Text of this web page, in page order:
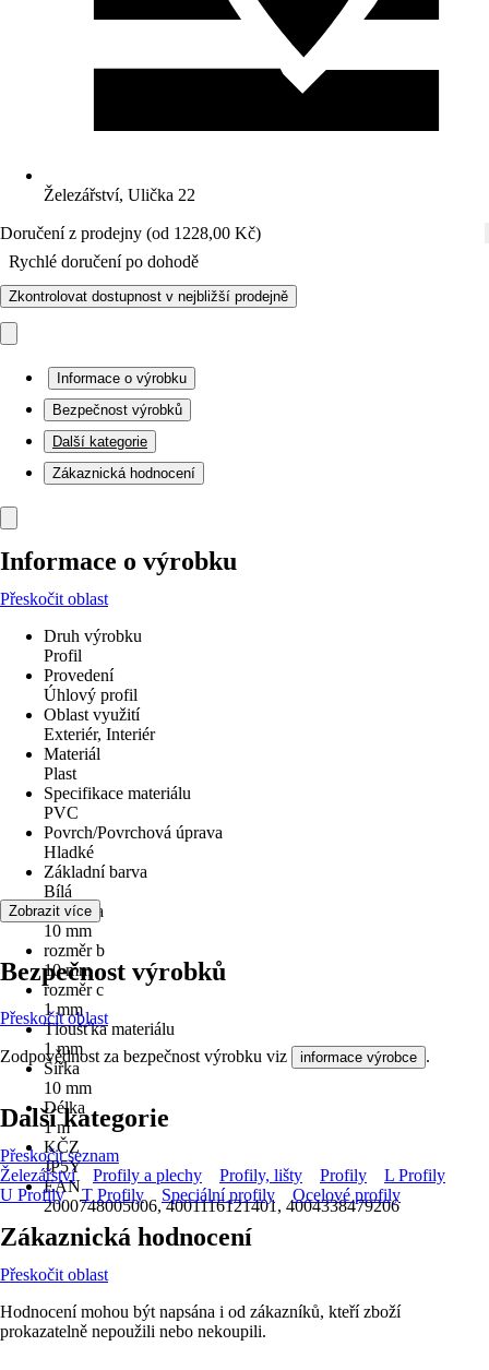
Železářství, Ulička 22
Doručení z prodejny (od 1228,00 Kč)
Rychlé doručení po dohodě
Zkontrolovat dostupnost v nejbližší prodejně
Informace o výrobku
Bezpečnost výrobků
Další kategorie
Zákaznická hodnocení
Informace o výrobku
Přeskočit oblast
Druh výrobku
Profil
Provedení
Úhlový profil
Oblast využití
Exteriér, Interiér
Materiál
Plast
Specifikace materiálu
PVC
Povrch/Povrchová úprava
Hladké
Základní barva
Bílá
rozměr a
10 mm
rozměr b
10 mm
rozměr c
1 mm
Tloušťka materiálu
1 mm
Šířka
10 mm
Délka
1 m
KČZ
JP5Y
EAN
2000748005006, 4001116121401, 4004338479206
Zobrazit více
Bezpečnost výrobků
Přeskočit oblast
Zodpovědnost za bezpečnost výrobku viz informace výrobce .
Další kategorie
Přeskočit seznam
Železářství
Profily a plechy Profily, lišty Profily
L Profily
U Profily
T Profily Speciální profily Ocelové profily
Zákaznická hodnocení
Přeskočit oblast
Hodnocení mohou být napsána i od zákazníků, kteří zboží
prokazatelně nepoužili nebo nekoupili.